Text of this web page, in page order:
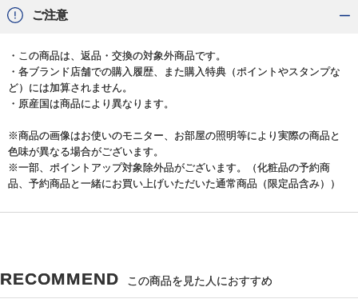
ご注意
・この商品は、返品・交換の対象外商品です。
・各ブランド店舗での購入履歴、また購入特典（ポイントやスタンプな
ど）には加算されません。
・原産国は商品により異なります。
※商品の画像はお使いのモニター、お部屋の照明等により実際の商品と
色味が異なる場合がございます。
※一部、ポイントアップ対象除外品がございます。（化粧品の予約商
品、予約商品と一緒にお買い上げいただいた通常商品（限定品含み））
RECOMMEND この商品を見た人におすすめ